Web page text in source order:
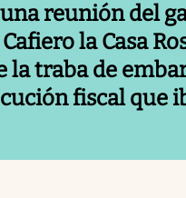
reunión del
la Casa
la traba de
fiscal que